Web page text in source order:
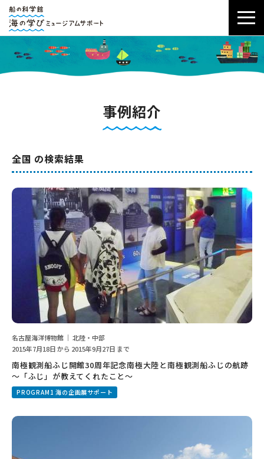
事例紹介
全国 の検索結果
名古屋海洋博物館 ｜ 北陸・中部
2015年7月18日 から 2015年9月27日 まで
南極観測船ふじ開館30周年記念南極大陸と南極観測船ふじの航跡
～「ふじ」が教えてくれたこと～
PROGRAM1 海の企画展サポート